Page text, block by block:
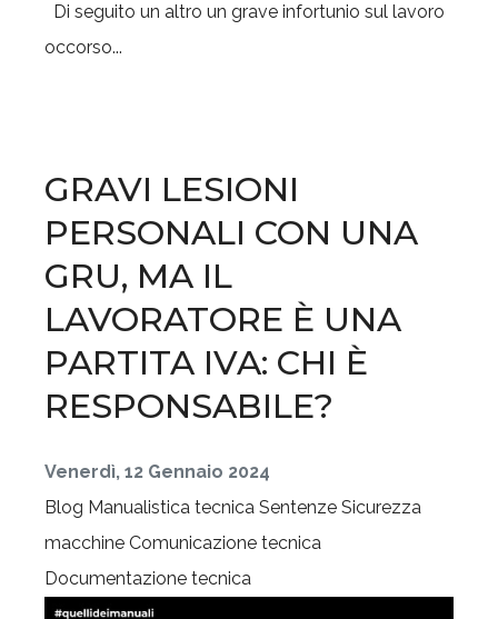
Di seguito un altro un grave infortunio sul lavoro
occorso...
GRAVI LESIONI
PERSONALI CON UNA
GRU, MA IL
LAVORATORE È UNA
PARTITA IVA: CHI È
RESPONSABILE?
Venerdì, 12 Gennaio 2024
Blog Manualistica tecnica Sentenze Sicurezza
macchine Comunicazione tecnica
Documentazione tecnica